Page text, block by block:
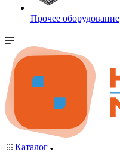
Прочее оборудование
Каталог